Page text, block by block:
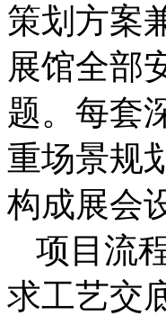
策划方案
展馆全部
题。每套
重场景规
构成展会
项目流
求工艺交